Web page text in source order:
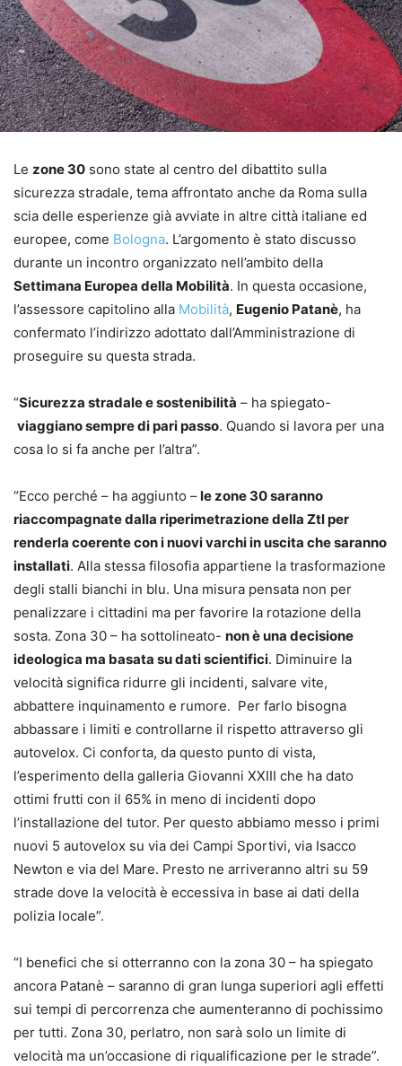
Le zone 30 sono state al centro del dibattito sulla
sicurezza stradale, tema affrontato anche da Roma sulla
scia delle esperienze già avviate in altre città italiane ed
europee, come Bologna. L’argomento è stato discusso
durante un incontro organizzato nell’ambito della
Settimana Europea della Mobilità. In questa occasione,
l’assessore capitolino alla Mobilità, Eugenio Patanè, ha
confermato l’indirizzo adottato dall’Amministrazione di
proseguire su questa strada.
“Sicurezza stradale e sostenibilità – ha spiegato-
viaggiano sempre di pari passo. Quando si lavora per una
cosa lo si fa anche per l’altra”.
“Ecco perché – ha aggiunto –le zone 30 saranno
riaccompagnate dalla riperimetrazione della Ztl per
renderla coerente con i nuovi varchi in uscita che saranno
installati. Alla stessa filosofia appartiene la trasformazione
degli stalli bianchi in blu. Una misura pensata non per
penalizzare i cittadini ma per favorire la rotazione della
sosta. Zona 30 – ha sottolineato- non è una decisione
ideologica ma basata su dati scientifici. Diminuire la
velocità significa ridurre gli incidenti, salvare vite,
abbattere inquinamento e rumore. Per farlo bisogna
abbassare i limiti e controllarne il rispetto attraverso gli
autovelox. Ci conforta, da questo punto di vista,
l’esperimento della galleria Giovanni XXIII che ha dato
ottimi frutti con il 65% in meno di incidenti dopo
l’installazione del tutor. Per questo abbiamo messo i primi
nuovi 5 autovelox su via dei Campi Sportivi, via Isacco
Newton e via del Mare. Presto ne arriveranno altri su 59
strade dove la velocità è eccessiva in base ai dati della
polizia locale”.
“I benefici che si otterranno con la zona 30 – ha spiegato
ancora Patanè – saranno di gran lunga superiori agli effetti
sui tempi di percorrenza che aumenteranno di pochissimo
per tutti. Zona 30, perlatro, non sarà solo un limite di
velocità ma un’occasione di riqualificazione per le strade”.